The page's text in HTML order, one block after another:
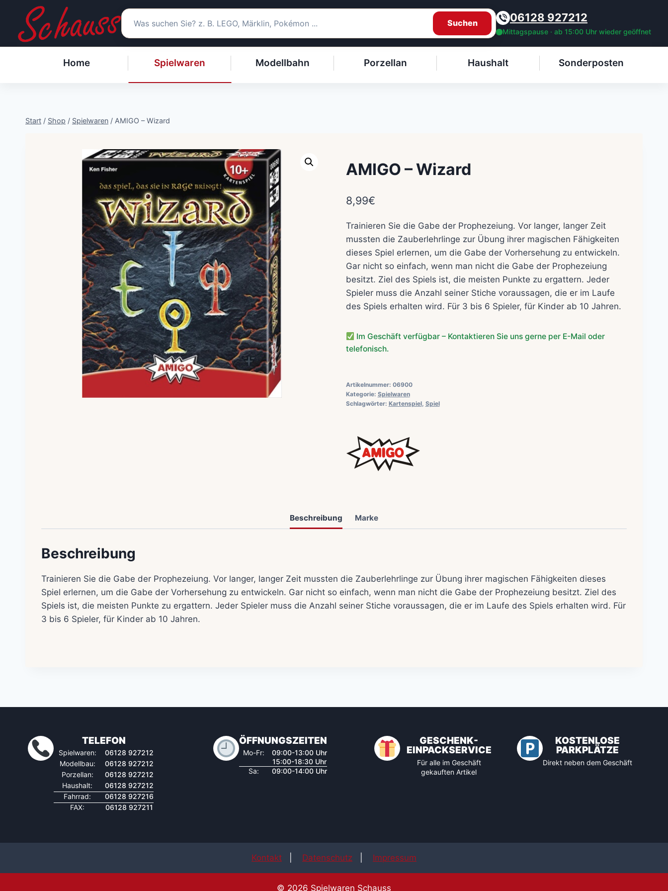
springen
Suchen 06128 927212
Mittagspause · ab 15:00 Uhr wieder geöffnet
Home Spielwaren Modellbahn Porzellan Haushalt Sonderposten
Start / Shop / Spielwaren / AMIGO – Wizard
AMIGO – Wizard
8,99€
Trainieren Sie die Gabe der Prophezeiung. Vor langer, langer Zeit
mussten die Zauberlehrlinge zur Übung ihrer magischen Fähigkeiten
dieses Spiel erlernen, um die Gabe der Vorhersehung zu entwickeln.
Gar nicht so einfach, wenn man nicht die Gabe der Prophezeiung
besitzt. Ziel des Spiels ist, die meisten Punkte zu ergattern. Jeder
Spieler muss die Anzahl seiner Stiche voraussagen, die er im Laufe
des Spiels erhalten wird. Für 3 bis 6 Spieler, für Kinder ab 10 Jahren.
Im Geschäft verfügbar – Kontaktieren Sie uns gerne per E-Mail oder
telefonisch.
Artikelnummer: 06900
Kategorie: Spielwaren
Schlagwörter: Kartenspiel, Spiel
Beschreibung Marke
Beschreibung
Trainieren Sie die Gabe der Prophezeiung. Vor langer, langer Zeit mussten die Zauberlehrlinge zur Übung ihrer magischen Fähigkeiten dieses
Spiel erlernen, um die Gabe der Vorhersehung zu entwickeln. Gar nicht so einfach, wenn man nicht die Gabe der Prophezeiung besitzt. Ziel des
Spiels ist, die meisten Punkte zu ergattern. Jeder Spieler muss die Anzahl seiner Stiche voraussagen, die er im Laufe des Spiels erhalten wird. Für
3 bis 6 Spieler, für Kinder ab 10 Jahren.
TELEFON
Spielwaren:
06128 927212
Modellbau:
06128 927212
Porzellan:
06128 927212
Haushalt:
06128 927212
Fahrrad:
06128 927216
FAX:
06128 927211
ÖFFNUNGSZEITEN
Mo-Fr:
09:00-13:00 Uhr
15:00-18:30 Uhr
Sa:
09:00-14:00 Uhr
GESCHENK-
EINPACKSERVICE
Für alle im Geschäft
gekauften Artikel
KOSTENLOSE
PARKPLÄTZE
Direkt neben dem Geschäft
Kontakt Datenschutz Impressum
© 2026 Spielwaren Schauss